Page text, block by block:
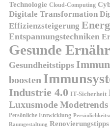
Technologie Cloud-Computing
Digitale Transformation
Effizienzsteigerung
Entspannungstechniken
Gesunde
Gesundheitstipps
boosten
Industrie 4.0 IT-Sicherheit
LuxusmodeModetrends
Persönliche Entwicklung
Raumgestaltung Renovierungstipps